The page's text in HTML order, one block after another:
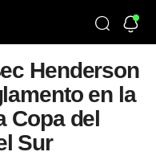
Henderson
en la
Copa del
Sur